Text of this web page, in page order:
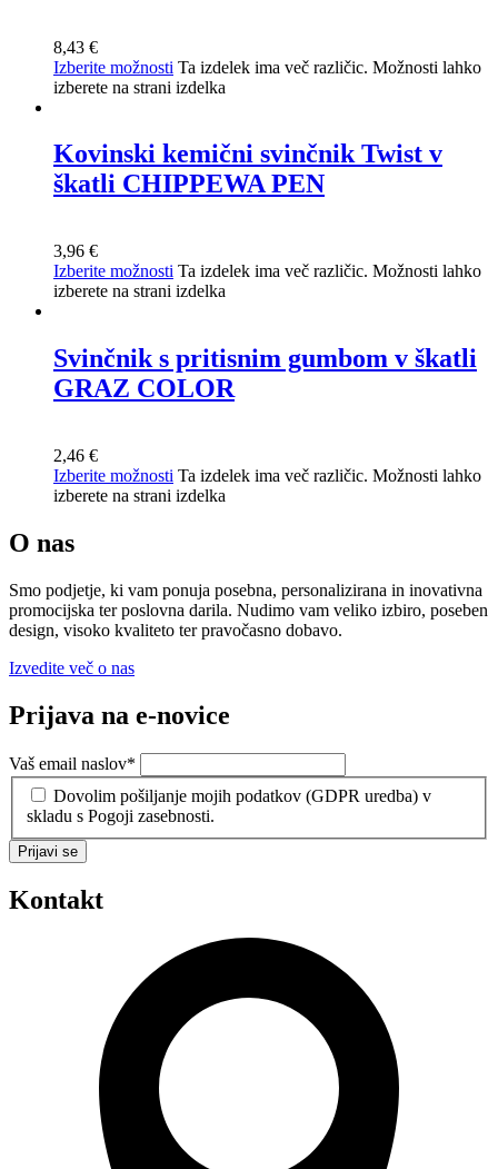
8,43 €
Izberite možnosti Ta izdelek ima več različic. Možnosti lahko
izberete na strani izdelka
Kovinski kemični svinčnik Twist v
škatli CHIPPEWA PEN
3,96 €
Izberite možnosti Ta izdelek ima več različic. Možnosti lahko
izberete na strani izdelka
Svinčnik s pritisnim gumbom v škatli
GRAZ COLOR
2,46 €
Izberite možnosti Ta izdelek ima več različic. Možnosti lahko
izberete na strani izdelka
O nas
Smo podjetje, ki vam ponuja posebna, personalizirana in inovativna
promocijska ter poslovna darila. Nudimo vam veliko izbiro, poseben
design, visoko kvaliteto ter pravočasno dobavo.
Izvedite več o nas
Prijava na e-novice
Vaš email naslov*
Dovolim pošiljanje mojih podatkov (GDPR uredba) v
skladu s Pogoji zasebnosti.
Prijavi se
Kontakt